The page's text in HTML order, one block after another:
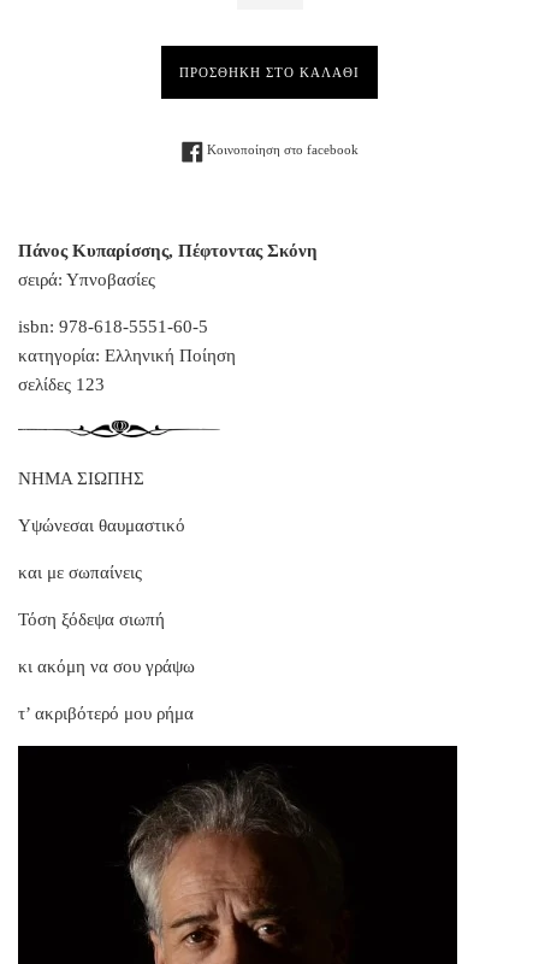
ΠΡΟΣΘΗΚΗ ΣΤΟ ΚΑΛΑΘΙ
Κοινοποίηση στο facebookFacebook
Πάνος Κυπαρίσσης, Πέφτοντας Σκόνη
σειρά: Υπνοβασίες
isbn: 978-618-5551-60-5
κατηγορία: Ελληνική Ποίηση
σελίδες 123
ΝΗΜΑ ΣΙΩΠΗΣ
Υψώνεσαι θαυμαστικό
και με σωπαίνεις
Τόση ξόδεψα σιωπή
κι ακόμη να σου γράψω
τ’ ακριβότερό μου ρήμα